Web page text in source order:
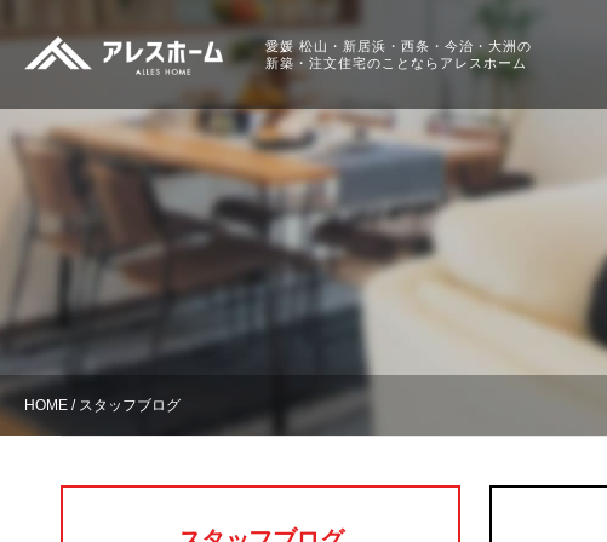
愛媛 松山・新居浜・ 西条・今治・大洲の
新築・注文住宅のことなら アレスホーム
HOME スタッフブログ